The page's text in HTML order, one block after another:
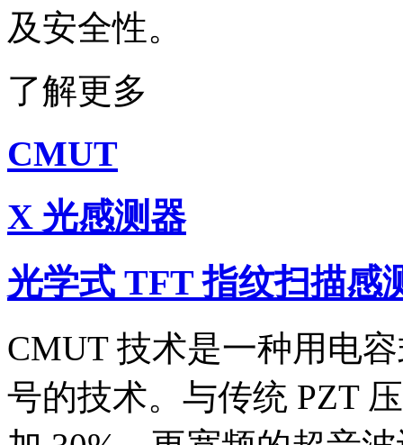
及安全性。
了解更多
CMUT
X 光感测器
光学式 TFT 指纹扫描感
CMUT 技术是一种用电
号的技术。与传统 PZT